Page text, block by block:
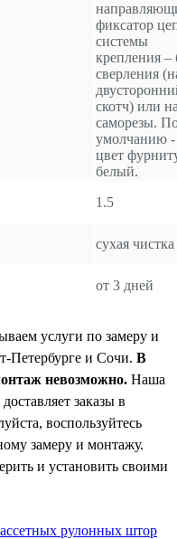
фиксатор
системы
крепления –
сверления
скотч) или
саморезы.
умолчанию -
цвет
белый.
1.5
сухая чистка
от 3 дней
услуги по замеру и
Петербурге и Сочи. В
невозможно. Наша
заказы в
воспользуйтесь
замеру и монтажу.
и установить своими
рулонных штор